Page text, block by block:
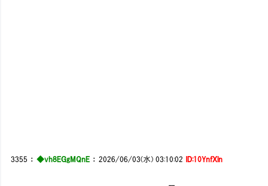
3355 ：◆vh8EGgMQnE ：2026/06/03(水) 03:10:02 ID:10YnfXln